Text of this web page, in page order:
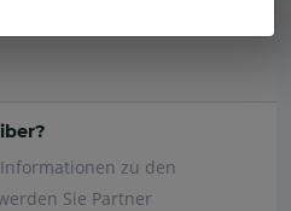
zu den
Sie Partner